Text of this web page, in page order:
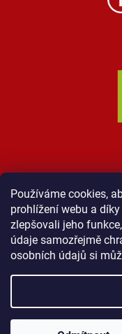
Používáme cookies,
prohlížení webu a
zlepšovali jeho
údaje samozřejmě
osobních údajů si
MOST ProTibet
Zásady